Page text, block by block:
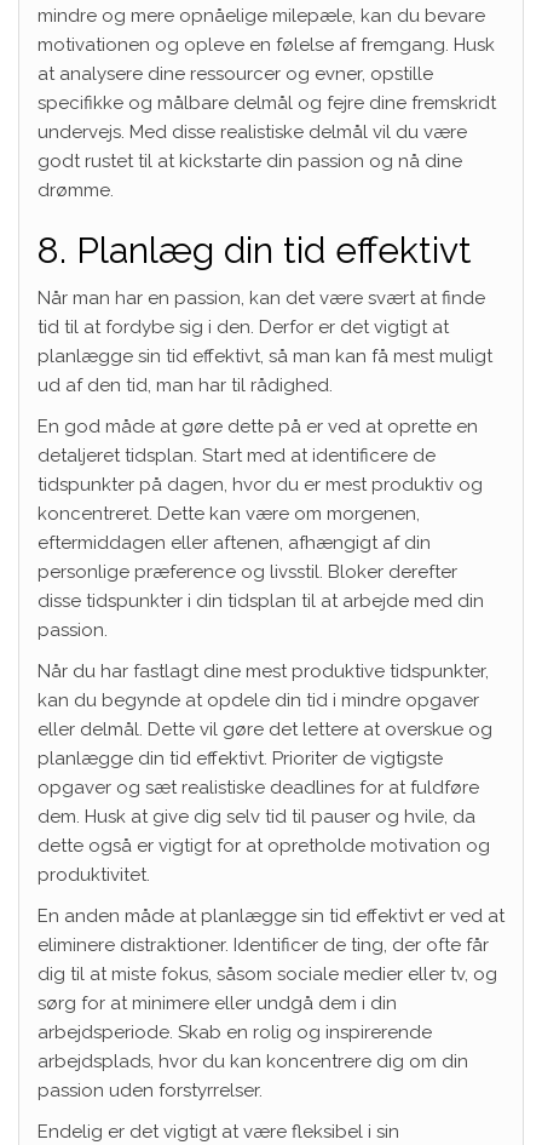
mindre og mere opnåelige milepæle, kan du bevare
motivationen og opleve en følelse af fremgang. Husk
at analysere dine ressourcer og evner, opstille
specifikke og målbare delmål og fejre dine fremskridt
undervejs. Med disse realistiske delmål vil du være
godt rustet til at kickstarte din passion og nå dine
drømme.
8. Planlæg din tid effektivt
Når man har en passion, kan det være svært at finde
tid til at fordybe sig i den. Derfor er det vigtigt at
planlægge sin tid effektivt, så man kan få mest muligt
ud af den tid, man har til rådighed.
En god måde at gøre dette på er ved at oprette en
detaljeret tidsplan. Start med at identificere de
tidspunkter på dagen, hvor du er mest produktiv og
koncentreret. Dette kan være om morgenen,
eftermiddagen eller aftenen, afhængigt af din
personlige præference og livsstil. Bloker derefter
disse tidspunkter i din tidsplan til at arbejde med din
passion.
Når du har fastlagt dine mest produktive tidspunkter,
kan du begynde at opdele din tid i mindre opgaver
eller delmål. Dette vil gøre det lettere at overskue og
planlægge din tid effektivt. Prioriter de vigtigste
opgaver og sæt realistiske deadlines for at fuldføre
dem. Husk at give dig selv tid til pauser og hvile, da
dette også er vigtigt for at opretholde motivation og
produktivitet.
En anden måde at planlægge sin tid effektivt er ved at
eliminere distraktioner. Identificer de ting, der ofte får
dig til at miste fokus, såsom sociale medier eller tv, og
sørg for at minimere eller undgå dem i din
arbejdsperiode. Skab en rolig og inspirerende
arbejdsplads, hvor du kan koncentrere dig om din
passion uden forstyrrelser.
Endelig er det vigtigt at være fleksibel i sin